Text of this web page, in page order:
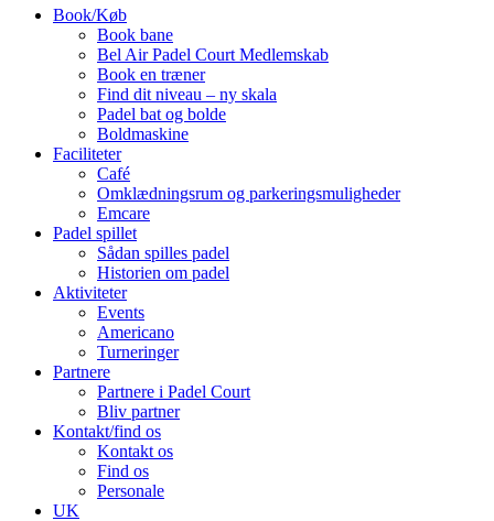
Book/Køb
Book bane
Bel Air Padel Court Medlemskab
Book en træner
Find dit niveau – ny skala
Padel bat og bolde
Boldmaskine
Faciliteter
Café
Omklædningsrum og parkeringsmuligheder
Emcare
Padel spillet
Sådan spilles padel
Historien om padel
Aktiviteter
Events
Americano
Turneringer
Partnere
Partnere i Padel Court
Bliv partner
Kontakt/find os
Kontakt os
Find os
Personale
UK